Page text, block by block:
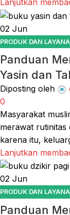
Lanjutkan
02 Jun
PRODUK DAN
Panduan
Yasin dan
Diposting oleh
0
Masyarakat
merawat rutinitas
karena itu,
Lanjutkan
02 Jun
PRODUK DAN
Panduan